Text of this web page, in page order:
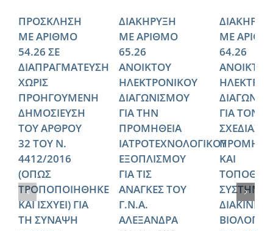
ΠΡΟΣΚΛΗΣΗ
ΜΕ ΑΡΙΘΜΟ
54.26 ΣΕ
ΔΙΑΠΡΑΓΜΑΤΕΥΣΗ
ΧΩΡΙΣ
ΠΡΟΗΓΟΥΜΕΝΗ
ΔΗΜΟΣΙΕΥΣΗ
ΤΟΥ ΑΡΘΡΟΥ
32 ΤΟΥ Ν.
4412/2016
(ΟΠΩΣ
ΤΡΟΠΟΠΟΙΗΘΗΚΕ
ΚΑΙ ΙΣΧΥΕΙ) ΓΙΑ
ΤΗ ΣΥΝΑΨΗ
ΔΙΑΚΗΡΥΞΗ
ΜΕ ΑΡΙΘΜΟ
65.26
ΑΝΟΙΚΤΟΥ
ΗΛΕΚΤΡΟΝΙΚΟΥ
ΔΙΑΓΩΝΙΣΜΟΥ
ΓΙΑ ΤΗΝ
ΠΡΟΜΗΘΕΙΑ
ΙΑΤΡΟΤΕΧΝΟΛΟΓΙΚΟΥ
ΕΞΟΠΛΙΣΜΟΥ
ΓΙΑ ΤΙΣ
ΑΝΑΓΚΕΣ ΤΟΥ
Γ.Ν.Α.
ΑΛΕΞΑΝΔΡΑ
ΜΕ
64.26
ΑΝΟΙΚΤΟΥ
ΓΙΑ ΤΟΝ
ΚΑΙ